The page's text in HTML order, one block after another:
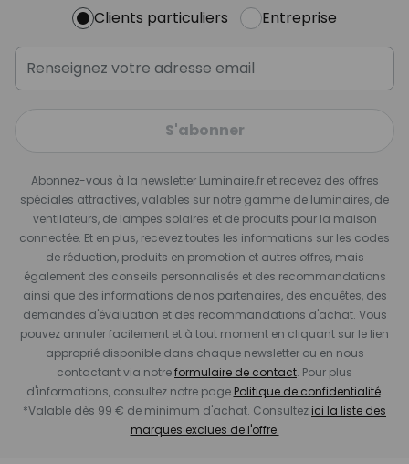
Clients particuliers Entreprise
S'abonner
Abonnez-vous à la newsletter Luminaire.fr et recevez des offres
spéciales attractives, valables sur notre gamme de luminaires, de
ventilateurs, de lampes solaires et de produits pour la maison
connectée. Et en plus, recevez toutes les informations sur les codes
de réduction, produits en promotion et autres offres, mais
également des conseils personnalisés et des recommandations
ainsi que des informations de nos partenaires, des enquêtes, des
demandes d'évaluation et des recommandations d'achat. Vous
pouvez annuler facilement et à tout moment en cliquant sur le lien
approprié disponible dans chaque newsletter ou en nous
contactant via notreformulaire de contact. Pour plus
d'informations, consultez notre page Politique de confidentialité.
*Valable dès 99 € de minimum d'achat. Consultez ici la liste des
marques exclues de l'offre.